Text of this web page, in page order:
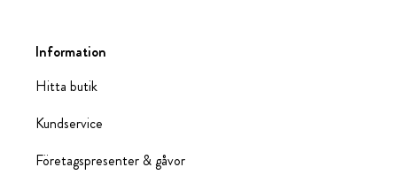
Information
Hitta butik
Kundservice
Företagspresenter & gåvor